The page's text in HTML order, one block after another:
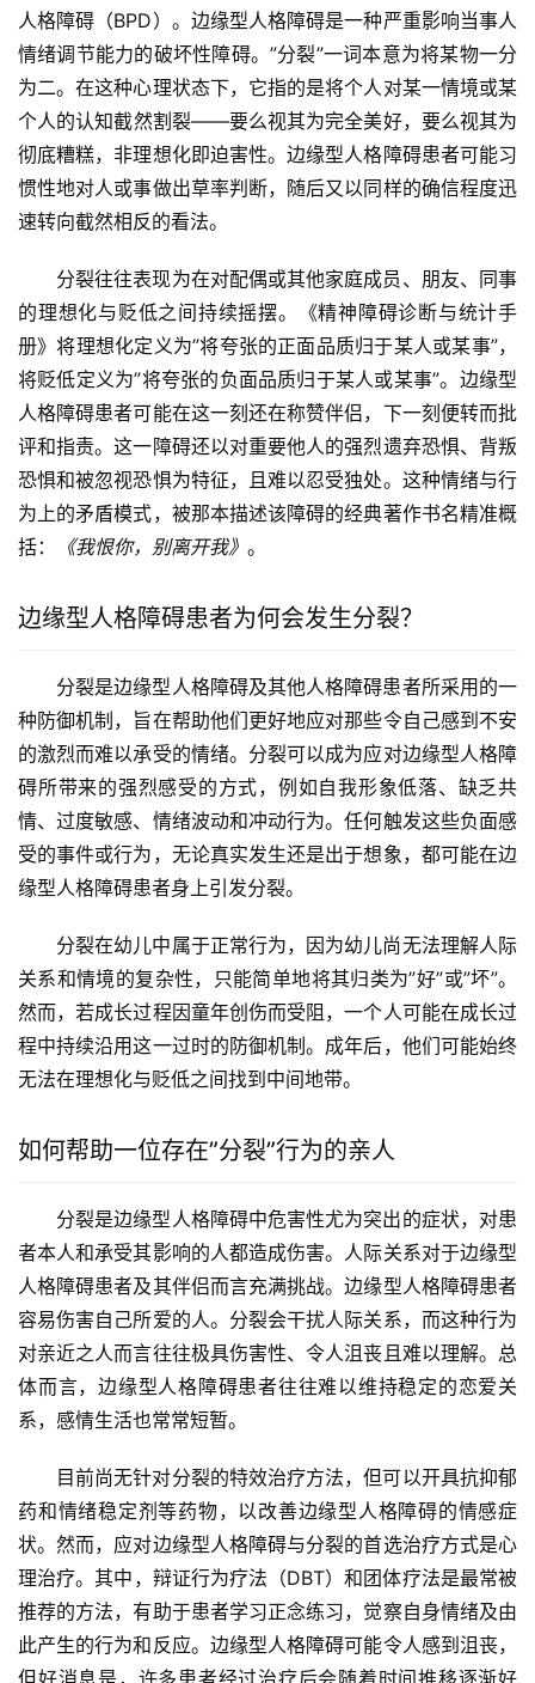
人格障碍（BPD）。边缘型人格障碍是一种严重影响当事人
情绪调节能力的破坏性障碍。”分裂”一词本意为将某物一分
为二。在这种心理状态下，它指的是将个人对某一情境或某
个人的认知截然割裂——要么视其为完全美好，要么视其为
彻底糟糕，非理想化即迫害性。边缘型人格障碍患者可能习
惯性地对人或事做出草率判断，随后又以同样的确信程度迅
速转向截然相反的看法。
分裂往往表现为在对配偶或其他家庭成员、朋友、同事
的理想化与贬低之间持续摇摆。《精神障碍诊断与统计手
册》将理想化定义为”将夸张的正面品质归于某人或某事”，
将贬低定义为”将夸张的负面品质归于某人或某事”。边缘型
人格障碍患者可能在这一刻还在称赞伴侣，下一刻便转而批
评和指责。这一障碍还以对重要他人的强烈遗弃恐惧、背叛
恐惧和被忽视恐惧为特征，且难以忍受独处。这种情绪与行
为上的矛盾模式，被那本描述该障碍的经典著作书名精准概
括：
《我恨你，别离开我》 。
边缘型人格障碍患者为何会发生分裂？
分裂是边缘型人格障碍及其他人格障碍患者所采用的一
种防御机制，旨在帮助他们更好地应对那些令自己感到不安
的激烈而难以承受的情绪。分裂可以成为应对边缘型人格障
碍所带来的强烈感受的方式，例如自我形象低落、缺乏共
情、过度敏感、情绪波动和冲动行为。任何触发这些负面感
受的事件或行为，无论真实发生还是出于想象，都可能在边
缘型人格障碍患者身上引发分裂。
分裂在幼儿中属于正常行为，因为幼儿尚无法理解人际
关系和情境的复杂性，只能简单地将其归类为”好”或”坏”。
然而，若成长过程因童年创伤而受阻，一个人可能在成长过
程中持续沿用这一过时的防御机制。成年后，他们可能始终
无法在理想化与贬低之间找到中间地带。
如何帮助一位存在”分裂”行为的亲人
分裂是边缘型人格障碍中危害性尤为突出的症状，对患
者本人和承受其影响的人都造成伤害。人际关系对于边缘型
人格障碍患者及其伴侣而言充满挑战。边缘型人格障碍患者
容易伤害自己所爱的人。分裂会干扰人际关系，而这种行为
对亲近之人而言往往极具伤害性、令人沮丧且难以理解。总
体而言，边缘型人格障碍患者往往难以维持稳定的恋爱关
系，感情生活也常常短暂。
目前尚无针对分裂的特效治疗方法，但可以开具抗抑郁
药和情绪稳定剂等药物，以改善边缘型人格障碍的情感症
状。然而，应对边缘型人格障碍与分裂的首选治疗方式是心
理治疗。其中，辩证行为疗法（DBT）和团体疗法是最常被
推荐的方法，有助于患者学习正念练习，觉察自身情绪及由
此产生的行为和反应。边缘型人格障碍可能令人感到沮丧，
但好消息是，许多患者经过治疗后会随着时间推移逐渐好